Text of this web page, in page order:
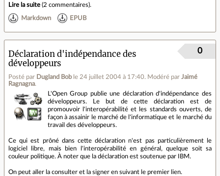
Lire la suite (2 commentaires).
Markdown EPUB
Déclaration d'indépendance des
développeurs
Posté par Dugland Bob le 24 juillet 2004 à 17:40. Modéré par Jaimé
Ragnagna.
0
L'Open Group publie une déclaration d'indépendance des
développeurs. Le but de cette déclaration est de
promouvoir l'interopérabilité et les standards ouverts, de
façon à assainir le marché de l'informatique et le marché du
travail des développeurs.
Ce qui est prôné dans cette déclaration n'est pas particulièrement le
logiciel libre, mais bien l'interopérabilité en général, quelque soit sa
couleur politique. À noter que la déclaration est soutenue par IBM.
On peut aller la consulter et la signer en suivant le premier lien.